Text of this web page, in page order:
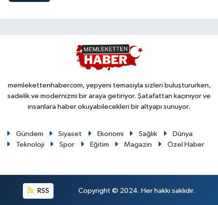
memlekettenhabercom, yepyeni temasıyla sizleri buluştururken,
sadelik ve modernizmi bir araya getiriyor. Şatafattan kaçınıyor ve
insanlara haber okuyabilecekleri bir altyapı sunuyor.
Gündem Siyaset Ekonomi Sağlık
Dünya
Teknoloji
Spor Eğitim Magazin Özel Haber
RSS Copyright © 2024. Her hakkı saklıdır.